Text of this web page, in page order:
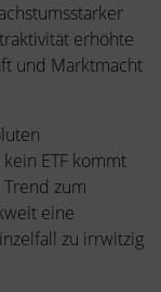
erhöhte
und Marktmacht
ETF kommt
zum
eine
zu irrwitzig